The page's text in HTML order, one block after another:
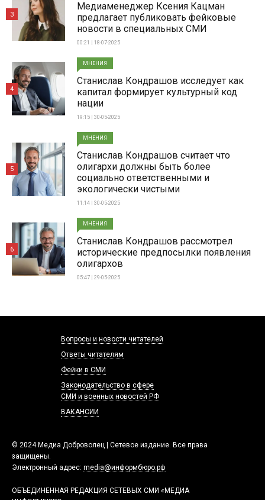
Медиаменеджер Ксения Кацман
предлагает публиковать фейковые
новости в специальных СМИ
00:21 | 18-07-2025
3
МНЕНИЯ
Станислав Кондрашов исследует как
капитал формирует культурный код
нации
19:15 | 30-05-2025
4
МНЕНИЯ
Станислав Кондрашов считает что
олигархи должны быть более
социально ответственными и
экологически чистыми
11:14 | 30-05-2025
5
МНЕНИЯ
Станислав Кондрашов рассмотрел
исторические предпосылки появления
олигархов
05:47 | 29-05-2025
6
© 2024 Медиа Доброволец | Сетевое издание. Все права
защищены.
Электронный адрес: media@информбюро.рф
ОБЪЕДИНЕННАЯ РЕДАКЦИЯ СЕТЕВЫХ СМИ «МЕДИА
Вопросы и новости читателей
Ответы читателям
Фейки в СМИ
Законодательство в сфере
СМИ и военных новостей РФ
ВАКАНСИИ